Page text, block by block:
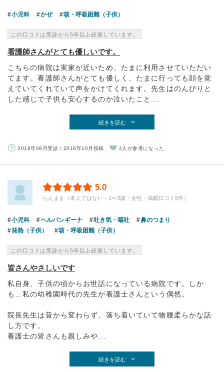
小児科 かぜ 咳・呼吸困難（子供）
この口コミは受診から5年以上経過しています。
看護師さんがとても優しいです。
こちらの病院は実家が近いため、たまに利用させていただい
てます。看護師さんがとても優しく、たまに行っても顔を覚
えていてくれていて声をかけてくれます。先生はのんびりと
した感じで子供も安心するのか泣いたこと...
続きを読む
2016年09月受診 / 2016年10月投稿 2人が参考になった
5.0
らんまま（本人ではない・1〜3歳・女性・掲載口コミ5件）
小児科 ヘルパンギーナ 吐き気・嘔吐
鼻のつまり
発熱（子供）
咳・呼吸困難（子供）
この口コミは受診から5年以上経過しています。
皆さんやさしいです
私自身、子供の頃からお世話になっている病院です。しか
も…私の幼稚園時代の先生が看護士さんという偶然。
院長先生は昔から変わらず、落ち着いていて物腰柔らかな話
し方です。
看護士の皆さんも親しみや...
続きを読む